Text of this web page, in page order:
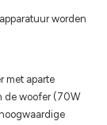
worden
met aparte
de woofer (70W